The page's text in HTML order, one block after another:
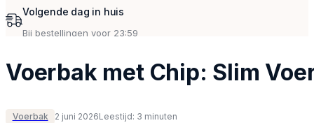
Voerbak met Chip: Slim
Voerbak 2 juni 2026Leestijd: 3 minuten